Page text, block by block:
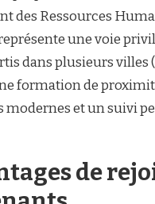
des Ressources
une voie
dans plusieurs villes
formation de
modernes et un suivi
de